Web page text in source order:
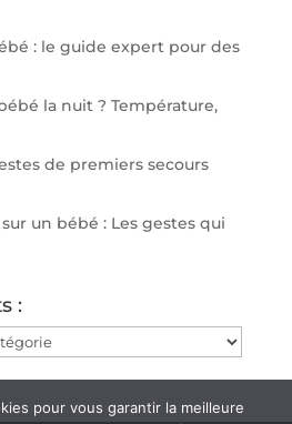
: le guide expert pour des
la nuit ? Température,
de premiers secours
un bébé : Les gestes qui
:
pour vous garantir la meilleure